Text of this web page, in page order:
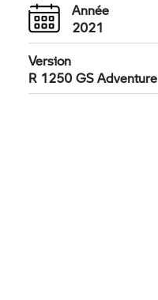
Année
2021
Version
R 1250 GS Adventure